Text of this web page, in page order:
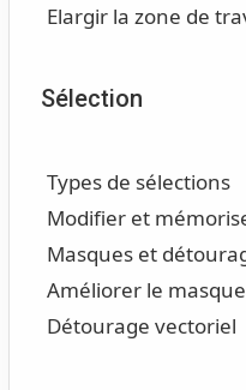
Elargir la zone de
Sélection
Types de sélections
Modifier et
Masques et
Améliorer le masque
Détourage vectoriel